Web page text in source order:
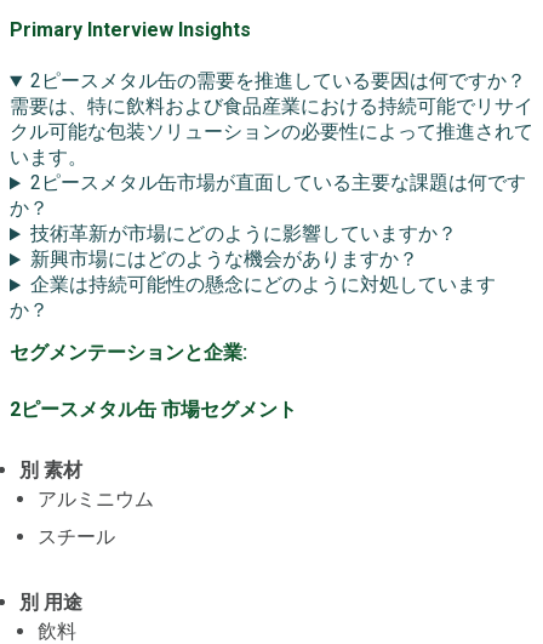
Primary Interview Insights
2ピースメタル缶の需要を推進している要因は何ですか？
需要は、特に飲料および食品産業における持続可能でリサイ
クル可能な包装ソリューションの必要性によって推進されて
います。
2ピースメタル缶市場が直面している主要な課題は何です
か？
技術革新が市場にどのように影響していますか？
新興市場にはどのような機会がありますか？
企業は持続可能性の懸念にどのように対処しています
か？
セグメンテーションと企業:
2ピースメタル缶 市場セグメント
別 素材
アルミニウム
スチール
別 用途
飲料